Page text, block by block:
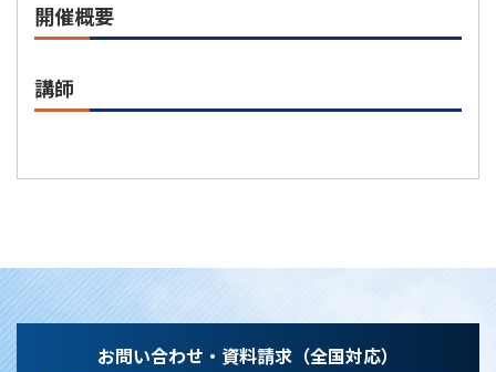
開催概要
講師
お問い合わせ・資料請求（全国対応）